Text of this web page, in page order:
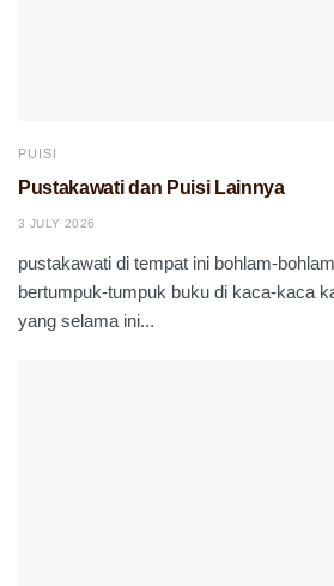
PUISI
Pustakawati dan Puisi Lainnya
3 JULY 2026
pustakawati di tempat ini bohlam-
bertumpuk-tumpuk buku di kaca-kaca
yang selama ini...